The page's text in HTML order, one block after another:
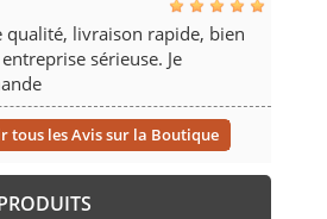
qualité, livraison rapide, bien
sérieuse. Je
tous les Avis sur la Boutique